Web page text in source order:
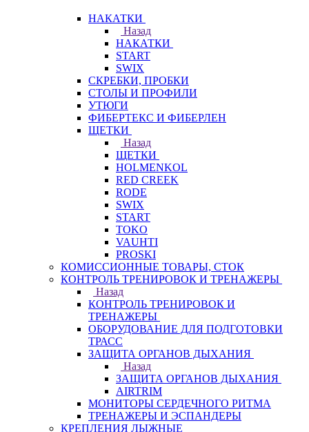
НАКАТКИ
Назад
НАКАТКИ
START
SWIX
СКРЕБКИ, ПРОБКИ
СТОЛЫ И ПРОФИЛИ
УТЮГИ
ФИБЕРТЕКС И ФИБЕРЛЕН
ЩЕТКИ
Назад
ЩЕТКИ
HOLMENKOL
RED CREEK
RODE
SWIX
START
TOKO
VAUHTI
PROSKI
КОМИССИОННЫЕ ТОВАРЫ, СТОК
КОНТРОЛЬ ТРЕНИРОВОК И ТРЕНАЖЕРЫ
Назад
КОНТРОЛЬ ТРЕНИРОВОК И
ТРЕНАЖЕРЫ
ОБОРУДОВАНИЕ ДЛЯ ПОДГОТОВКИ
ТРАСС
ЗАЩИТА ОРГАНОВ ДЫХАНИЯ
Назад
ЗАЩИТА ОРГАНОВ ДЫХАНИЯ
AIRTRIM
МОНИТОРЫ СЕРДЕЧНОГО РИТМА
ТРЕНАЖЕРЫ И ЭСПАНДЕРЫ
КРЕПЛЕНИЯ ЛЫЖНЫЕ